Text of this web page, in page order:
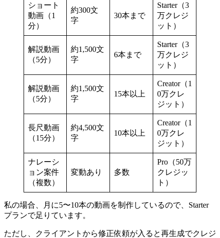
ショート
動画（1
分）
約300文
字
30本まで
Starter（3
万クレジ
ット）
解説動画
（5分）
約1,500文
字
6本まで
Starter（3
万クレジ
ット）
解説動画
（5分）
約1,500文
字
15本以上
Creator（1
0万クレ
ジット）
長尺動画
（15分）
約4,500文
字
10本以上
Creator（1
0万クレ
ジット）
ナレーシ
ョン案件
（複数）
変動あり 多数
Pro（50万
クレジッ
ト）
私の場合、月に5〜10本の動画を制作しているので、Starter
プランで足りています。
ただし、クライアントから修正依頼が入ると再生成でクレジ